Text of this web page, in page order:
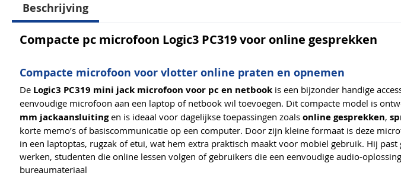
Beschrijving
Compacte pc microfoon Logic3 PC319 voor online gesprekken
Compacte microfoon voor vlotter online praten en opnemen
De Logic3 PC319 mini jack microfoon voor pc en netbook is een bijzonder handige
eenvoudige microfoon aan een laptop of netbook wil toevoegen. Dit compacte model is
mm jackaansluitingen is ideaal voor dagelijkse toepassingen zoals online gesprekken,
korte memo’s of basiscommunicatie op een computer. Door zijn kleine formaat is deze
in een laptoptas, rugzak of etui, wat hem extra praktisch maakt voor mobiel gebruik. Hij
werken, studenten die online lessen volgen of gebruikers die een eenvoudige audio-
bureaumateriaal